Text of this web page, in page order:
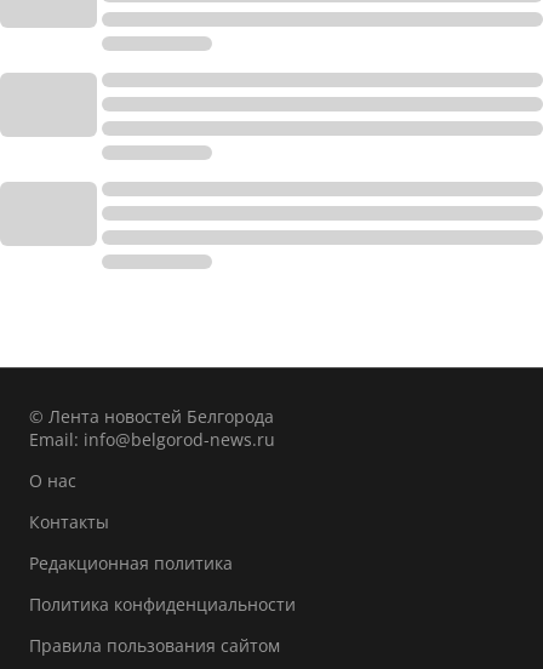
© Лента новостей Белгорода
Email: info@belgorod-news.ru
О нас
Контакты
Редакционная политика
Политика конфиденциальности
Правила пользования сайтом